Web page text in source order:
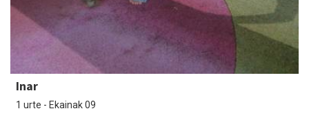
Inar
1 urte - Ekainak 09